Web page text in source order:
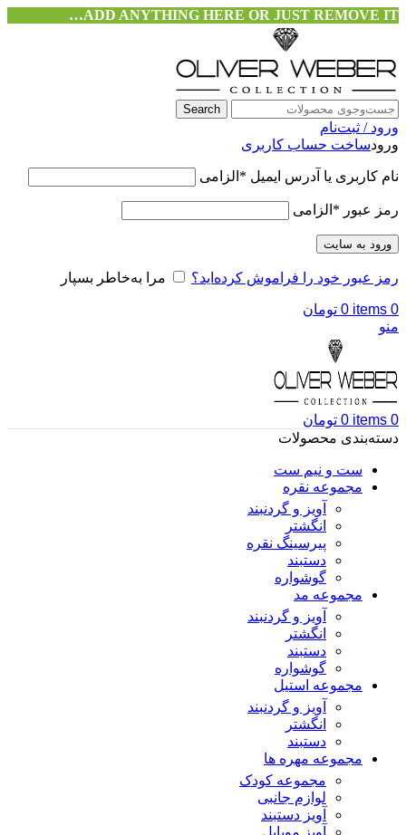
ADD ANYTHING HERE OR JUST REMOVE IT…
Search
ورود / ثبت‌نام
ورودساخت حساب کاربری
نام کاربری یا آدرس ایمیل * الزامی
رمز عبور * الزامی
ورود به سایت
رمز عبور خود را فراموش کرده‌اید؟ مرا به‌خاطر بسپار
0
items
0 تومان
منو
0
items
0 تومان
دسته‌بندی محصولات
ست و نیم ست
مجموعه نقره
آویز و گردنبند
انگشتر
پیرسینگ نقره
دستبند
گوشواره
مجموعه مد
آویز و گردنبند
انگشتر
دستبند
گوشواره
مجموعه استیل
آویز و گردنبند
انگشتر
دستبند
مجموعه مهره ها
مجموعه کودک
لوازم جانبی
آویز دستبند
آویز موبایل